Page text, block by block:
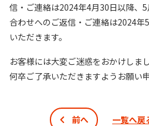
信・ご連絡は2024年4月30日以降、
合わせへのご返信・ご連絡は2024年
いただきます。
お客様には大変ご迷惑をおかけしま
何卒ご了承いただきますようお願い
前へ 一覧へ戻